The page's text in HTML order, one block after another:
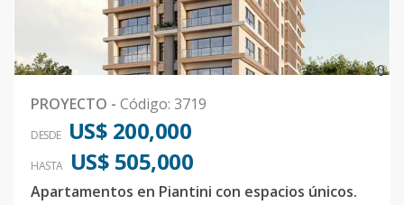
0
PROYECTO - Código: 3719
DESDE US$ 200,000
HASTA US$ 505,000
Apartamentos en Piantini con espacios únicos.